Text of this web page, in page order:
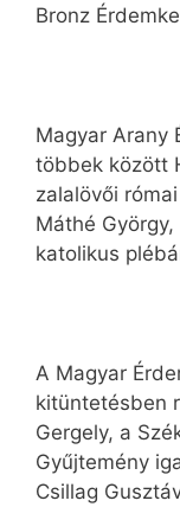
Bronz
Magyar Arany
többek között
zalalövői
Máthé
katolikus
A Magyar
kitüntetésben
Gergely, a
Gyűjtemény
Csillag